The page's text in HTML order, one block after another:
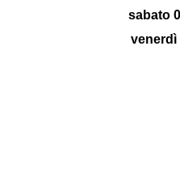
sabato
venerdì